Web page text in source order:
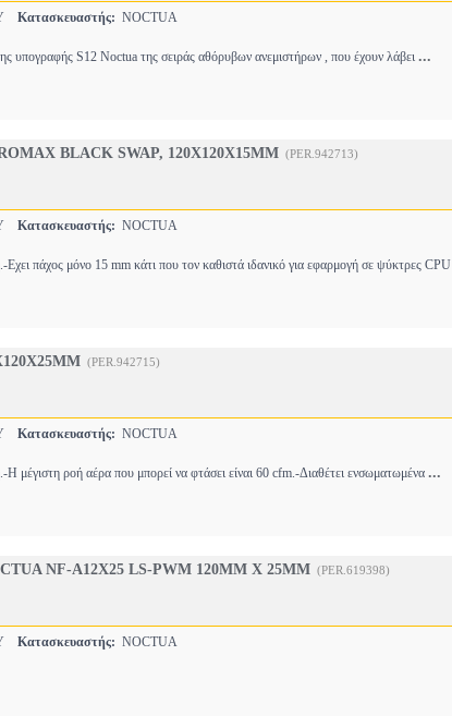
Κατασκευαστής: NOCTUA
υπογραφής S12 Noctua της σειράς αθόρυβων ανεμιστήρων , που έχουν λάβει ...
BLACK SWAP, 120X120X15MM (PER.942713)
Κατασκευαστής: NOCTUA
Εχει πάχος μόνο 15 mm κάτι που τον καθιστά ιδανικό για εφαρμογή σε ψύκτρες CPU
(PER.942715)
Κατασκευαστής: NOCTUA
Η μέγιστη ροή αέρα που μπορεί να φτάσει είναι 60 cfm.-Διαθέτει ενσωματωμένα ...
NF-A12X25 LS-PWM 120MM X 25MM (PER.619398)
Κατασκευαστής: NOCTUA